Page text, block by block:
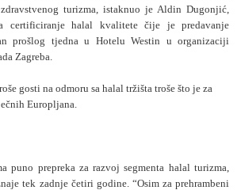
turizma, istaknuo je Aldin Dugonjić,
certificiranje halal kvalitete čije je predavanje
prošlog tjedna u Hotelu Westin u organizaciji
Zagreba.
gosti na odmoru sa halal tržišta troše što je za
Europljana.
puno prepreka za razvoj segmenta halal turizma,
tek zadnje četiri godine. “Osim za prehrambeni